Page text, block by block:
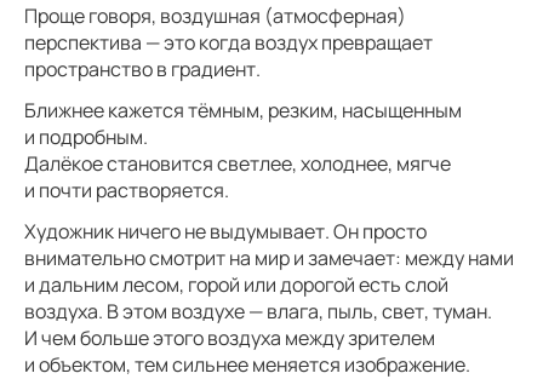
Проще говоря, воздушная (атмосферная)
перспектива — это когда воздух превращает
пространство в градиент.
Ближнее кажется тёмным, резким, насыщенным
и подробным.
Далёкое становится светлее, холоднее, мягче
и почти растворяется.
Художник ничего не выдумывает. Он просто
внимательно смотрит на мир и замечает: между нами
и дальним лесом, горой или дорогой есть слой
воздуха. В этом воздухе — влага, пыль, свет, туман.
И чем больше этого воздуха между зрителем
и объектом, тем сильнее меняется изображение.